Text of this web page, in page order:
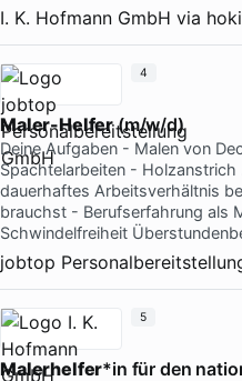
I. K. Hofmann GmbH via
Maler-Helfer(m/w/d)
Deine Aufgaben - Malen von
Spachtelarbeiten -
dauerhaftes Arbeitsverhältnis
brauchst - Berufserfahrung als
Schwindelfreiheit
jobtop
4
Malerhelfer*in für den
5